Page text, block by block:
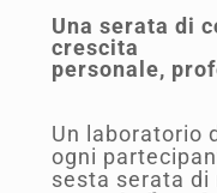
Una serata di
crescita
personale,
Un laboratorio
ogni
sesta serata